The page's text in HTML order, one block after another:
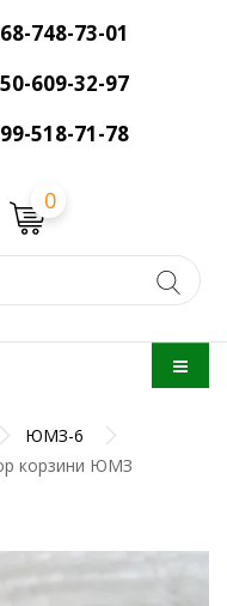
748-73-01
609-32-97
518-71-78
0
ЮМЗ-6
корзини ЮМЗ